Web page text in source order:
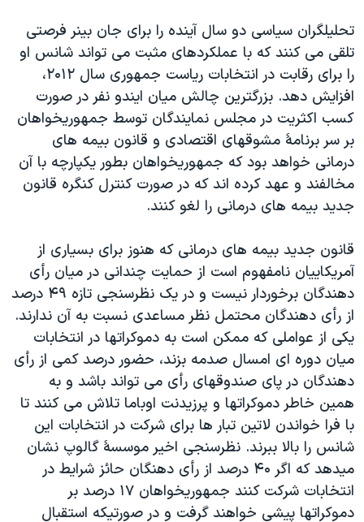
تحليلگران سياسی دو سال آينده را برای جان بينر فرصتی
تلقی می کنند که با عملکردهای مثبت می تواند شانس او
را برای رقابت در انتخابات رياست جمهوری سال ۲۰۱۲،
افزايش دهد. بزرگترين چالش ميان ايندو نفر در صورت
کسب اکثريت در مجلس نمايندگان توسط جمهوريخواهان
بر سر برنامۀ مشوقهای اقتصادی و قانون بيمه های
درمانی خواهد بود که جمهوريخواهان بطور يکپارچه با آن
مخالفند و عهد کرده اند که در صورت کنترل کنگره قانون
جديد بيمه های درمانی را لغو کنند.
قانون جديد بيمه های درمانی که هنوز برای بسياری از
آمريکاييان نامفهوم است از حمايت چندانی در ميان رأی
دهندگان برخوردار نيست و در يک نظرسنجی تازه ۴۹ درصد
از رأی دهندگان محتمل نظر مساعدی نسبت به آن ندارند.
يکی از عواملی که ممکن است به دموکراتها در انتخابات
ميان دوره ای امسال صدمه بزند، حضور درصد کمی از رأی
دهندگان در پای صندوقهای رأی می تواند باشد و به
همين خاطر دموکراتها و پرزيدنت اوباما تلاش می کنند تا
با فرا خواندن لاتين تبار ها برای شرکت در انتخابات اين
شانس را بالا ببرند. نظرسنجی اخير موسسۀ گالوپ نشان
ميدهد که اگر ۴۰ درصد از رأی دهنگان حائز شرايط در
انتخابات شرکت کنند جمهوريخواهان ۱۷ درصد بر
دموکراتها پيشی خواهند گرفت و در صورتيکه استقبال